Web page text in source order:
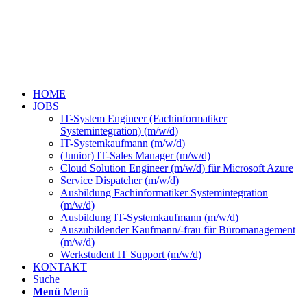
HOME
JOBS
IT-System Engineer (Fachinformatiker
Systemintegration) (m/w/d)
IT-Systemkaufmann (m/w/d)
(Junior) IT-Sales Manager (m/w/d)
Cloud Solution Engineer (m/w/d) für Microsoft Azure
Service Dispatcher (m/w/d)
Ausbildung Fachinformatiker Systemintegration
(m/w/d)
Ausbildung IT-Systemkaufmann (m/w/d)
Auszubildender Kaufmann/-frau für Büromanagement
(m/w/d)
Werkstudent IT Support (m/w/d)
KONTAKT
Suche
Menü Menü